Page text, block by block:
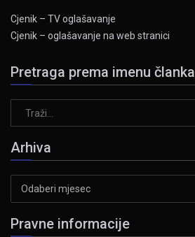
Cjenik – TV oglašavanje
Cjenik – oglašavanje na web stranici
Pretraga prema imenu članka
Arhiva
Pravne informacije